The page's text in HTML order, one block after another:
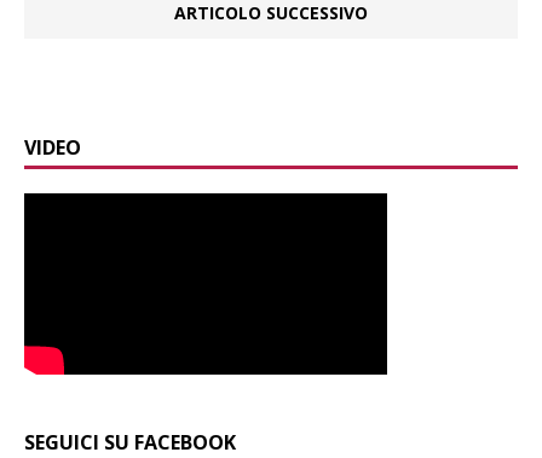
ARTICOLO SUCCESSIVO
VIDEO
SEGUICI SU FACEBOOK